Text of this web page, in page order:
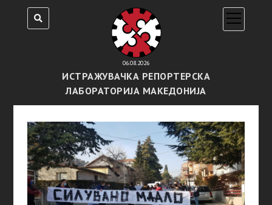
06.08.2026
ИСТРАЖУВАЧКА РЕПОРТЕРСКА
ЛАБОРАТОРИЈА МАКЕДОНИЈА
open
menu